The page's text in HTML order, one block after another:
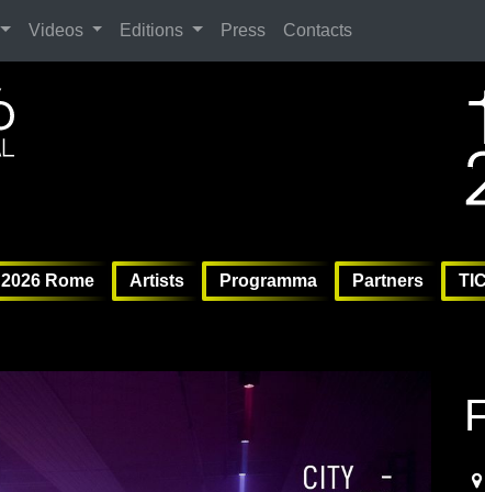
Videos Editions Press Contacts
2026 Rome
Artists Programma Partners